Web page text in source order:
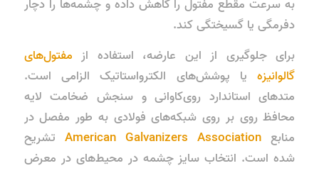
به سرعت مقطع مفتول را کاهش داده و چشمه‌ها را دچار
دفرمگی یا گسیختگی کند.
برای جلوگیری از این عارضه، استفاده از مفتول‌های
گالوانیزهیا پوشش‌های الکترواستاتیک الزامی است.
متدهای استاندارد روی‌کاوانی و سنجش ضخامت لایه
محافظ روی بر روی شبکه‌های فولادی به طور مفصل در
منابع American Galvanizers Association تشریح
شده است. انتخاب سایز چشمه در محیط‌های در معرض